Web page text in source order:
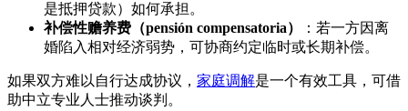
是抵押贷款）如何承担。
补偿性赡养费（pensión compensatoria）
：若一方因离
婚陷入相对经济弱势，可协商约定临时或长期补偿。
如果双方难以自行达成协议， 家庭调解是一个有效工具，可借
助中立专业人士推动谈判。